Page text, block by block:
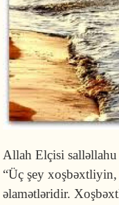
Allah Elçisi
“Üç şey
əlamətləridir.